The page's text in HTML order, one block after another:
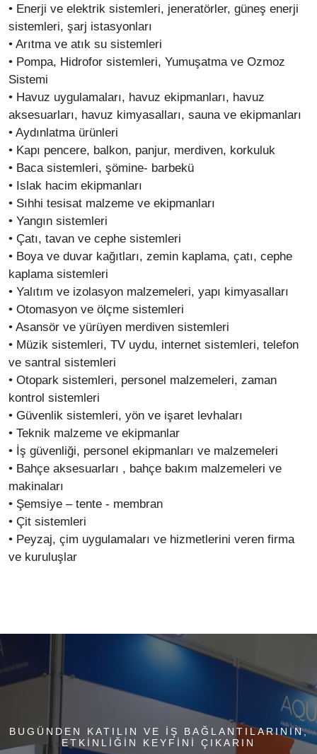
• Enerji ve elektrik sistemleri, jeneratörler, güneş enerji
sistemleri, şarj istasyonları
• Arıtma ve atık su sistemleri
• Pompa, Hidrofor sistemleri, Yumuşatma ve Ozmoz
Sistemi
• Havuz uygulamaları, havuz ekipmanları, havuz
aksesuarları, havuz kimyasalları, sauna ve ekipmanları
• Aydınlatma ürünleri
• Kapı pencere, balkon, panjur, merdiven, korkuluk
• Baca sistemleri, şömine- barbekü
• Islak hacim ekipmanları
• Sıhhi tesisat malzeme ve ekipmanları
• Yangın sistemleri
• Çatı, tavan ve cephe sistemleri
• Boya ve duvar kağıtları, zemin kaplama, çatı, cephe
kaplama sistemleri
• Yalıtım ve izolasyon malzemeleri, yapı kimyasalları
• Otomasyon ve ölçme sistemleri
• Asansör ve yürüyen merdiven sistemleri
• Müzik sistemleri, TV uydu, internet sistemleri, telefon
ve santral sistemleri
• Otopark sistemleri, personel malzemeleri, zaman
kontrol sistemleri
• Güvenlik sistemleri, yön ve işaret levhaları
• Teknik malzeme ve ekipmanlar
• İş güvenliği, personel ekipmanları ve malzemeleri
• Bahçe aksesuarları , bahçe bakım malzemeleri ve
makinaları
• Şemsiye – tente - membran
• Çit sistemleri
• Peyzaj, çim uygulamaları ve hizmetlerini veren firma
ve kuruluşlar
BUGÜNDEN KATILIN VE İŞ BAĞLANTILARININ,
ETKİNLİĞİN KEYFİNİ ÇIKARIN